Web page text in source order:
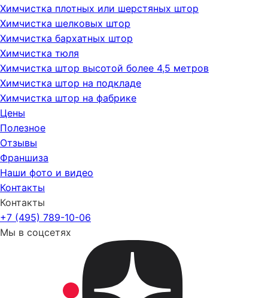
Химчистка плотных или шерстяных штор
Химчистка шелковых штор
Химчистка бархатных штор
Химчистка тюля
Химчистка штор высотой более 4,5 метров
Химчистка штор на подкладе
Химчистка штор на фабрике
Цены
Полезное
Отзывы
Франшиза
Наши фото и видео
Контакты
Контакты
+7 (495) 789-10-06
Мы в соцсетях